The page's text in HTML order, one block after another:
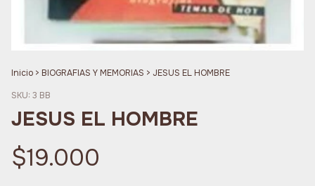
Inicio > BIOGRAFIAS Y MEMORIAS > JESUS EL HOMBRE
SKU: 3 BB
JESUS EL HOMBRE
$19.000